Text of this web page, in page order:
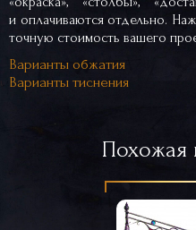
и оплачиваются отдельно.
точную стоимость вашего
Варианты обжатия
Варианты тиснения
Похожая